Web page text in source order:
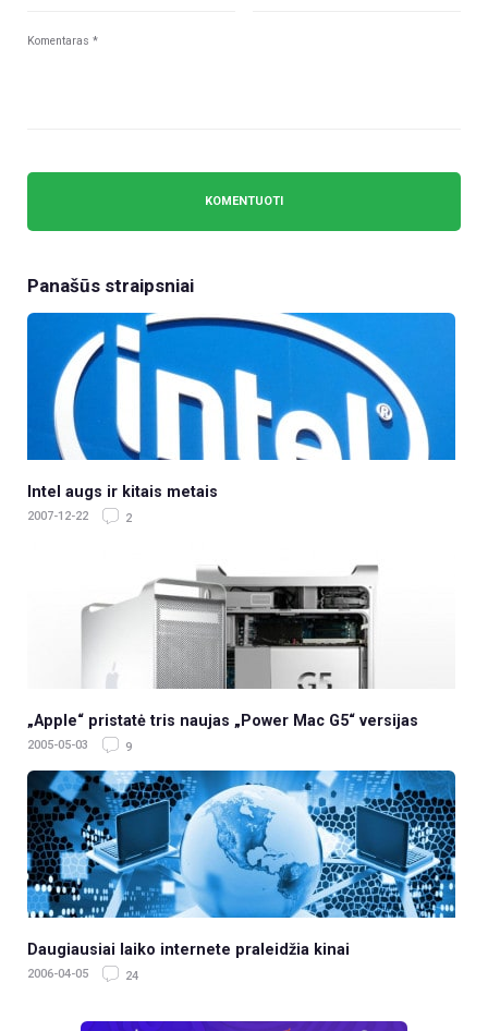
Panašūs straipsniai
Intel augs ir kitais metais
2007-12-22 2
„Apple“ pristatė tris naujas „Power Mac G5“ versijas
2005-05-03 9
Daugiausiai laiko internete praleidžia kinai
2006-04-05 24